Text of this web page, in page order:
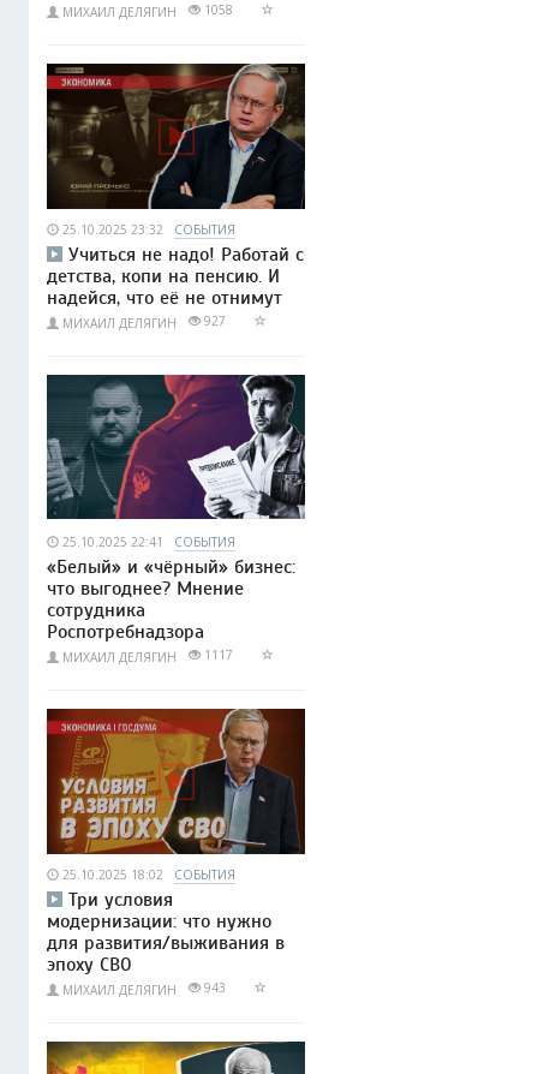
МИХАИЛ ДЕЛЯГИН 1058
25.10.2025 23:32 СОБЫТИЯ
Учиться не надо! Работай с
детства, копи на пенсию. И
надейся, что её не отнимут
МИХАИЛ ДЕЛЯГИН 927
25.10.2025 22:41 СОБЫТИЯ
«Белый» и «чёрный» бизнес:
что выгоднее? Мнение
сотрудника
Роспотребнадзора
МИХАИЛ ДЕЛЯГИН 1117
25.10.2025 18:02 СОБЫТИЯ
Три условия
модернизации: что нужно
для развития/выживания в
эпоху СВО
МИХАИЛ ДЕЛЯГИН 943